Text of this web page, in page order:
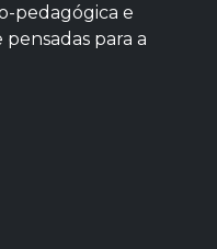
pedagógica e
para a